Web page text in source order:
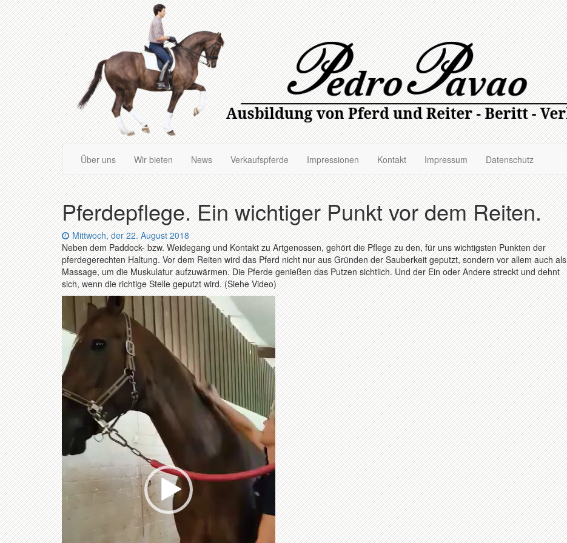
Zum
Hauptinhalt
springen
Über uns Wir bieten News Verkaufspferde Impressionen Kontakt Impressum Datenschutz
Pferdepflege. Ein wichtiger Punkt vor dem Reiten.
Datum:
Mittwoch, der 22. August 2018
Neben dem Paddock- bzw. Weidegang und Kontakt zu Artgenossen, gehört die Pflege zu den, für uns wichtigsten Punkten der
pferdegerechten Haltung. Vor dem Reiten wird das Pferd nicht nur aus Gründen der Sauberkeit geputzt, sondern vor allem auch als
Massage, um die Muskulatur aufzuwärmen. Die Pferde genießen das Putzen sichtlich. Und der Ein oder Andere streckt und dehnt
sich, wenn die richtige Stelle geputzt wird. (Siehe Video)
Video-
Player